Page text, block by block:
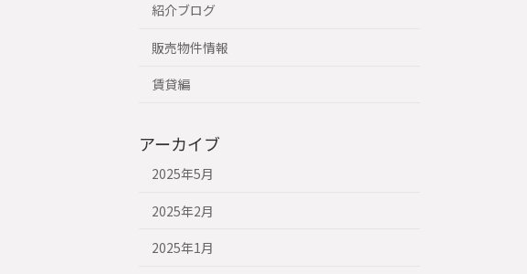
紹介ブログ
販売物件情報
賃貸編
アーカイブ
2025年5月
2025年2月
2025年1月